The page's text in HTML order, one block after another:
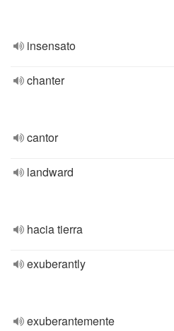
insensato
chanter
cantor
landward
hacia tierra
exuberantly
exuberantemente